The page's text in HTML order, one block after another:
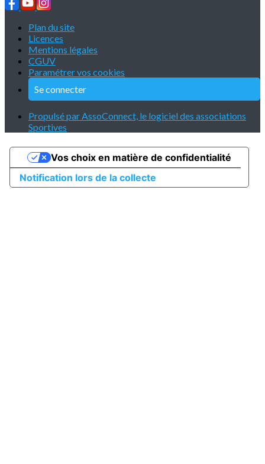
Plan du site
Licences
Mentions légales
CGUV
Paramétrer vos cookies
Se connecter
Propulsé par AssoConnect, le logiciel des associations
Sportives
Notification lors de la collecte
Vos choix en matière de confidentialité